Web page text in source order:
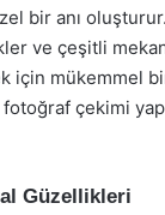
bir anı
ve çeşitli
için mükemmel
çekimi
Güzellikleri